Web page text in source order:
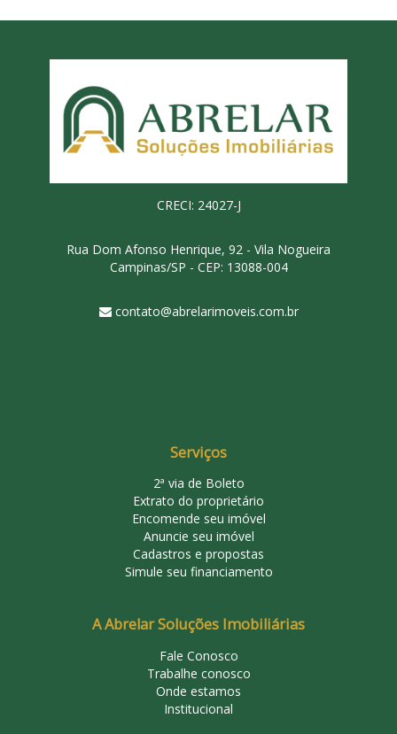
CRECI: 24027-J
Rua Dom Afonso Henrique, 92 - Vila Nogueira
Campinas/SP - CEP: 13088-004
contato@abrelarimoveis.com.br
Serviços
2ª via de Boleto
Extrato do proprietário
Encomende seu imóvel
Anuncie seu imóvel
Cadastros e propostas
Simule seu financiamento
A Abrelar Soluções Imobiliárias
Fale Conosco
Trabalhe conosco
Onde estamos
Institucional